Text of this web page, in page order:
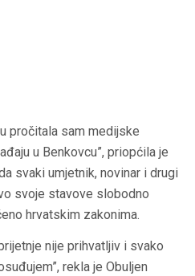
pročitala sam medijske
u Benkovcu”, priopćila je
svaki umjetnik, novinar i drugi
svoje stavove slobodno
hrvatskim zakonima.
nije prihvatljiv i svako
rekla je Obuljen